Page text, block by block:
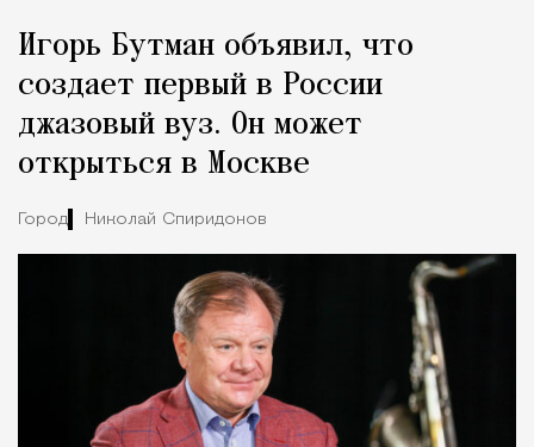
Игорь Бутман объявил, что
создает первый в России
джазовый вуз. Он может
открыться в Москве
Город Николай Спиридонов